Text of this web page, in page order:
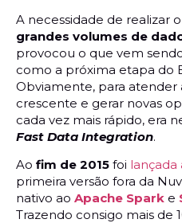
A necessidade de realizar o
grandes volumes de
provocou o que vem
como a próxima etapa do
Obviamente, para atender
crescente e gerar novas
cada vez mais rápido, era
Fast Data Integration.
Ao fim de 2015 foi lançada
primeira versão fora da
nativo ao Apache Spark e
Trazendo consigo mais de